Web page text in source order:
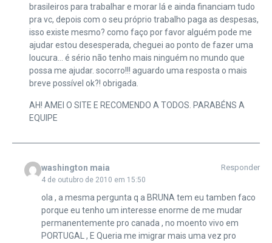
brasileiros para trabalhar e morar lá e ainda financiam tudo
pra vc, depois com o seu próprio trabalho paga as despesas,
isso existe mesmo? como faço por favor alguém pode me
ajudar estou desesperada, cheguei ao ponto de fazer uma
loucura… é sério não tenho mais ninguém no mundo que
possa me ajudar. socorro!!! aguardo uma resposta o mais
breve possível ok?! obrigada.
AH! AMEI O SITE E RECOMENDO A TODOS. PARABÉNS A
EQUIPE
washington maia
4 de outubro de 2010 em 15:50
Responder
ola , a mesma pergunta q a BRUNA tem eu tamben faco
porque eu tenho um interesse enorme de me mudar
permanentemente pro canada , no moento vivo em
PORTUGAL , E Queria me imigrar mais uma vez pro